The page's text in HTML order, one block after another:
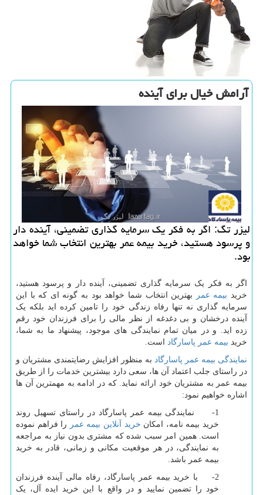
آرامش خیال برای آینده
لیزر تگ: اگر به فكر یك سرمایه گذاری تضمینی، آینده دار
و پرسود هستید، خرید بیمه عمر بهترین انتخاب شما خواهد
بود.
اگر به فکر یک سرمایه گذاری تضمینی، آینده دار و پرسود هستید،
خرید بیمه عمر
بهترین انتخاب شما خواهد بود به گونه ای که با این
سرمایه گذاری نه تنها رفاه زندگی خود را تامین کرده اید بلکه یک
آینده درخشان و بی دغدغه از نظر مالی را برای فرزندان خود رقم
زده اید. و در میان تمام نمایندگی های موجود، پیشنهاد ما به شما،
خرید بیمه عمر پاسارگاد است.
نمایندگی بیمه عمر پاسارگاد به منظور افزایش رضایتمندی مشتریان و
در راستای جلب اعتماد آن ها، سعی دارد بیشترین خدمات را از طریق
بیمه عمر به مشتریان خود ارائه نماید. که در ادامه به مهمترین آن ها
اشاره خواهیم نمود:
1- نمایندگی بیمه عمر پاسارگاد در راستای تسهیل روند
خرید بیمه نامه، امکان خرید آنلاین بیمه عمر
را فراهم نموده
است. همین امر سبب شده که مشتری بدون نیاز به مراجعه
به نمایندگی، در هر موقعیت مکانی و زمانی، قادر به خرید
بیمه عمر باشد.
2- با خرید بیمه عمر پاسارگاد، رفاه مالی آینده فرزندان
خود را تضمین نمایید و در واقع با این خرید ایده آل، یک